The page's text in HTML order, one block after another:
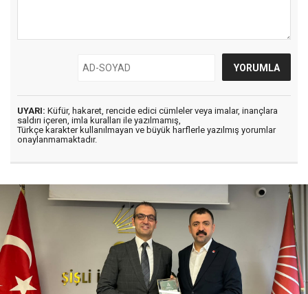
UYARI: Küfür, hakaret, rencide edici cümleler veya imalar, inançlara
saldırı içeren, imla kuralları ile yazılmamış,
Türkçe karakter kullanılmayan ve büyük harflerle yazılmış yorumlar
onaylanmamaktadır.